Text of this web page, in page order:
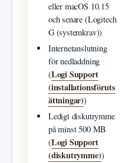
eller macOS 10.15
och senare (Logitech
G (systemkrav))
Internetanslutning
för nedladdning
(Logi Support
(installationsföruts
ättningar))
Ledigt diskutrymme
på minst 500 MB
(Logi Support
(diskutrymme))